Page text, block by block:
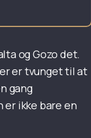
og Gozo det.
er tvunget til at
gang
ikke bare en